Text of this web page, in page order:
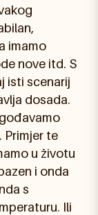
imamo
nove itd. S
isti scenarij
dosada.
Primjer te
u životu
i onda
s
Ili